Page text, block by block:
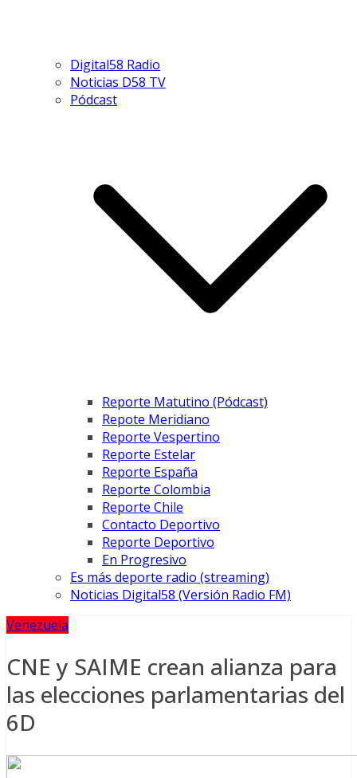
Digital58 Radio
Noticias D58 TV
Pódcast
Reporte Matutino (Pódcast)
Repote Meridiano
Reporte Vespertino
Reporte Estelar
Reporte España
Reporte Colombia
Reporte Chile
Contacto Deportivo
Reporte Deportivo
En Progresivo
Es más deporte radio (streaming)
Noticias Digital58 (Versión Radio FM)
Venezuela
CNE y SAIME crean alianza para
las elecciones parlamentarias del
6D